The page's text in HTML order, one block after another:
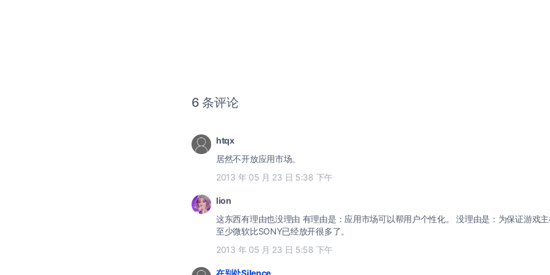
6 条评论
htqx
居然不开放应用市场。
2013 年 05 月 23 日 5:38 下午
lion
这东西有理由也没理由 有理由是：应用市场可以帮用户个性化。 没理由是：为保证游戏主
至少微软比SONY已经放开很多了。
2013 年 05 月 23 日 5:58 下午
在别处Silence